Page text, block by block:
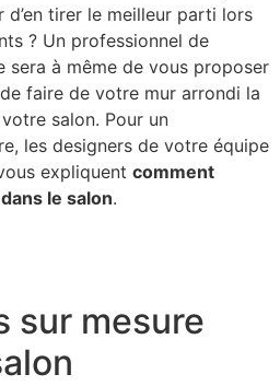
d’en tirer le meilleur parti lors
? Un professionnel de
sera à même de vous proposer
faire de votre mur arrondi la
salon. Pour un
les designers de votre équipe
expliquent comment
le salon.
sur mesure